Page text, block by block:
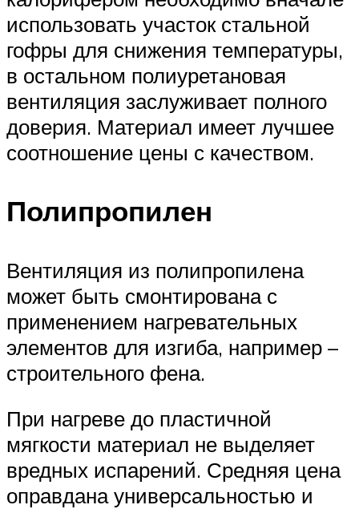
использовать участок стальной
гофры для снижения температуры,
в остальном полиуретановая
вентиляция заслуживает полного
доверия. Материал имеет лучшее
соотношение цены с качеством.
Полипропилен
Вентиляция из полипропилена
может быть смонтирована с
применением нагревательных
элементов для изгиба, например –
строительного фена.
При нагреве до пластичной
мягкости материал не выделяет
вредных испарений. Средняя цена
оправдана универсальностью и